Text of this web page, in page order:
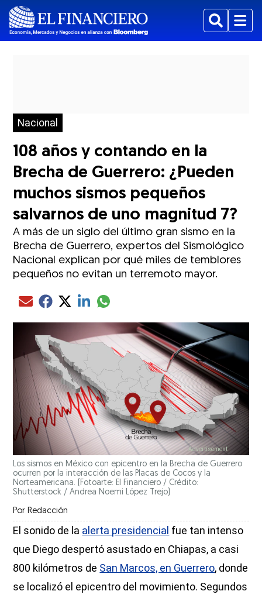
BuscarMenu
Nacional
108 años y contando en la
Brecha de Guerrero: ¿Pueden
muchos sismos pequeños
salvarnos de uno magnitud 7?
A más de un siglo del último gran sismo en la
Brecha de Guerrero, expertos del Sismológico
Nacional explican por qué miles de temblores
pequeños no evitan un terremoto mayor.
Compartir el artículo actual mediante Email
Compartir el artículo actual mediante Facebook
Compartir el artículo actual mediante Twitter
Compartir el artículo actual mediante LinkedIn
Compartir el artículo actual mediante
Los sismos en México con epicentro en la Brecha de Guerrero
ocurren por la interacción de las Placas de Cocos y la
Norteamericana.
(Fotoarte: El Financiero / Crédito:
Shutterstock / Andrea Noemi López Trejo)
Por Redacción
El sonido de la alerta presidencial fue tan intenso
que Diego despertó asustado en Chiapas, a casi
800 kilómetros de San Marcos, en Guerrero, donde
se localizó el epicentro del movimiento. Segundos